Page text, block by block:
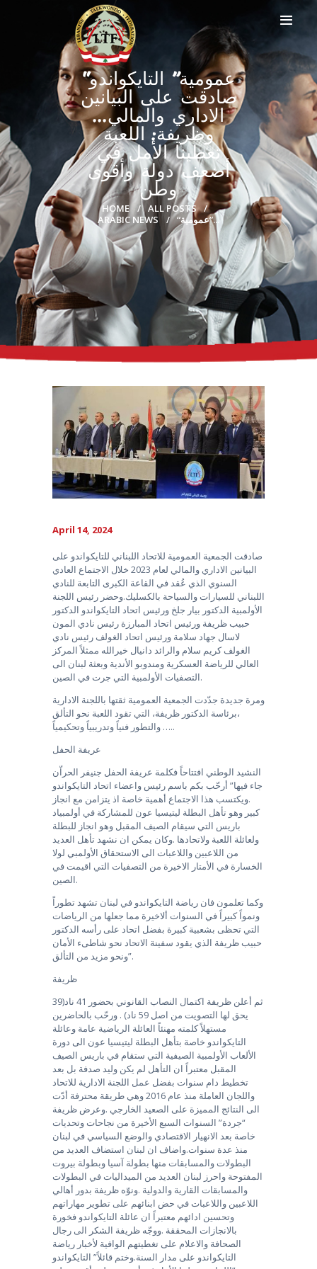
“عمومية” التايكواندو
صادقت على البيانين
الاداري والمالي…
وظريفة: اللعبة
تعطينا الأمل في
أضعف دولة وأقوى
وطن
HOME
ALL POSTS
ARABIC NEWS
“عمومية”...
CLUBS
IN THE MEDIA
EVENTS
CONTACTS
April 14, 2024
صادقت الجمعية العمومية للاتحاد اللبناني للتايكواندو على
البيانين الاداري والمالي لعام 2023 خلال الاجتماع العادي
السنوي الذي عُقد في القاعة الكبرى التابعة للنادي
اللبناني للسيارات والسياحة بالكسليك.وحضر رئيس اللجنة
الأولمبية الدكتور بيار جلخ ورئيس اتحاد التايكواندو الدكتور
حبيب ظريفة ورئيس اتحاد المبارزة رئيس نادي المون
لاسال جهاد سلامة ورئيس اتحاد الغولف رئيس نادي
الغولف كريم سلام والرائد دانيال خيرالله ممثلاً المركز
العالي للرياضة العسكرية ومندوبو الأندية وبعثة لبنان الى
التصفيات الأولمبية التي جرت في الصين.
ومرة جديدة جدّدت الجمعية العمومية ثقتها باللجنة الادارية
،برئاسة الدكتور ظريفة، التي تقود اللعبة نحو التألق
والتطور فنياً وتدريبياً وتحكيمياً …..
عريفة الحفل
النشيد الوطني افتتاحاً فكلمة عريفة الحفل جنيفر الحراّن
جاء فيها” أرحّب بكم باسم رئيس واعضاء اتحاد التايكواندو
.ويكتسب هذا الاجتماع أهمية خاصة اذ يتزامن مع انجاز
كبير وهو تأهل البطلة ليتيسيا عون للمشاركة في أولمبياد
باريس التي سيقام الصيف المقبل وهو انجاز للبطلة
ولعائلة اللعبة ولاتحادها .وكان يمكن ان نشهد تأهل العديد
من اللاعبين واللاعبات الى الاستحقاق الأولمبي لولا
الخسارة في الأمتار الاخيرة من التصفيات التي اقيمت في
الصين.
وكما تعلمون فان رياضة التايكواندو في لبنان تشهد تطوراً
ونمواً كبيراً في السنوات ألاخيرة مما جعلها من الرياضات
التي تحظى بشعبية كبيرة بفضل اتحاد على رأسه الدكتور
حبيب ظريفة الذي يقود سفينة الاتحاد نحو شاطىء الأمان
ونحو مزيد من التألق”.
ظريفة
ثم أعلن ظريفة اكتمال النصاب القانوني بحضور 41 ناد(39
يحق لها التصويت من اصل 59 ناد) . ورحّب بالحاضرين
مستهلاً كلمته مهنئاً العائلة الرياضية عامة وعائلة
التايكواندو خاصة بتأهل البطلة ليتيسيا عون الى دورة
الألعاب الأولمبية الصيفية التي ستقام في باريس الصيف
المقبل معتبراً ان التأهل لم يكن وليد صدفة بل بعد
تخطيط دام سنوات بفضل عمل اللجنة الادارية للاتحاد
واللجان العاملة منذ عام 2016 وهي طريقة محترفة أدّت
الى النتائج المميزة على الصعيد الخارجي .وعرض ظريفة
“جردة” السنوات السبع الأخيرة من نجاحات وتحديات
خاصة بعد الانهيار الاقتصادي والوضع السياسي في لبنان
منذ عدة سنوات.واضاف ان لبنان استضاف العديد من
البطولات والمسابقات منها بطولة آسيا وبطولة بيروت
المفتوحة واحرز لبنان العديد من الميداليات في البطولات
والمسابقات القارية والدولية .ونوّه ظريفة بدور أهالي
اللاعبين واللاعبات في حض ابنائهم على تطوير مهاراتهم
وتحسين ادائهم معتبراً ان عائلة التايكواندو فخورة
بالانجازات المحققة .ووجّه ظريفة الشكر الى رجال
الصحافة والاعلام على تغطيتهم الوافية لأخبار رياضة
التايكواندو على مدار السنة.وختم قائلاً” التايكواندو